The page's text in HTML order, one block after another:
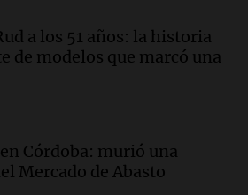
Cáceres llega a Córdoba a
una obra que
masculinas
por qué el 2,9% de
no anticipa el dato
economista
a los 51 años: la historia
de modelos que marcó una
Córdoba: murió una
Mercado de Abasto